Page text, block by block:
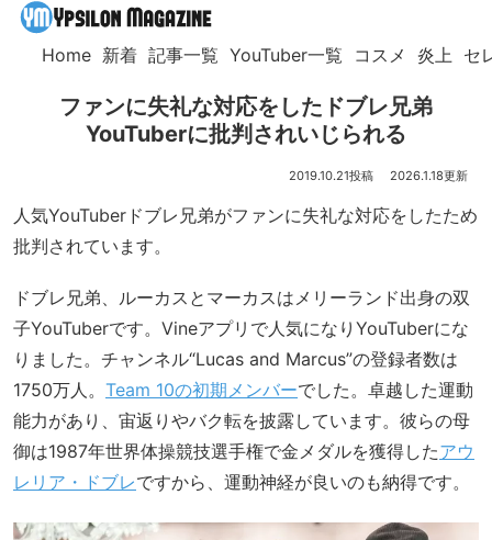
Home 新着 記事一覧 YouTuber一覧 コスメ 炎上 セ
ファンに失礼な対応をしたドブレ兄弟
YouTuberに批判されいじられる
2019.10.21 2026.1.18
人気YouTuberドブレ兄弟がファンに失礼な対応をしたため
批判されています。
ドブレ兄弟、ルーカスとマーカスはメリーランド出身の双
子YouTuberです。Vineアプリで人気になりYouTuberにな
りました。チャンネル“Lucas and Marcus”の登録者数は
1750万人。 Team 10の初期メンバーでした。卓越した運動
能力があり、宙返りやバク転を披露しています。彼らの母
御は1987年世界体操競技選手権で金メダルを獲得したアウ
レリア・ドブレですから、運動神経が良いのも納得です。